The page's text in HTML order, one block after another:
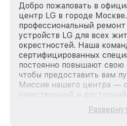
Добро пожаловать в
центр LG в городе
профессиональный
устройств LG для всех
окрестностей. Наша
сертифицированных
постоянно повышают
чтобы предоставить вам
Миссия нашего центра —
качественный и
каждого пользователя
зависимости от